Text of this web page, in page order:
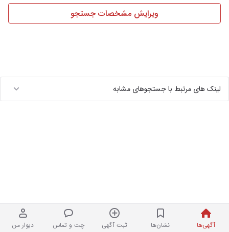
آگهی‌ها نشان‌ها ثبت آگهی چت و تماس دیوار من
ویرایش مشخصات جستجو
لینک های مرتبط با جستجوهای مشابه